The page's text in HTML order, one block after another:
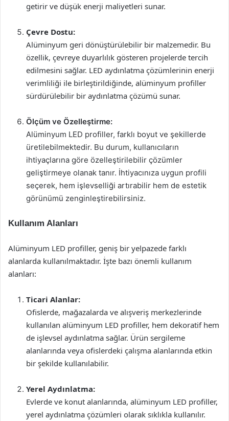
getirir ve düşük enerji maliyetleri sunar.
Çevre Dostu:
Alüminyum geri dönüştürülebilir bir malzemedir. Bu
özellik, çevreye duyarlılık gösteren projelerde tercih
edilmesini sağlar. LED aydınlatma çözümlerinin enerji
verimliliği ile birleştirildiğinde, alüminyum profiller
sürdürülebilir bir aydınlatma çözümü sunar.
Ölçüm ve Özelleştirme:
Alüminyum LED profiller, farklı boyut ve şekillerde
üretilebilmektedir. Bu durum, kullanıcıların
ihtiyaçlarına göre özelleştirilebilir çözümler
geliştirmeye olanak tanır. İhtiyacınıza uygun profili
seçerek, hem işlevselliği artırabilir hem de estetik
görünümü zenginleştirebilirsiniz.
Kullanım Alanları
Alüminyum LED profiller, geniş bir yelpazede farklı
alanlarda kullanılmaktadır. İşte bazı önemli kullanım
alanları:
Ticari Alanlar:
Ofislerde, mağazalarda ve alışveriş merkezlerinde
kullanılan alüminyum LED profiller, hem dekoratif hem
de işlevsel aydınlatma sağlar. Ürün sergileme
alanlarında veya ofislerdeki çalışma alanlarında etkin
bir şekilde kullanılabilir.
Yerel Aydınlatma:
Evlerde ve konut alanlarında, alüminyum LED profiller,
yerel aydınlatma çözümleri olarak sıklıkla kullanılır.